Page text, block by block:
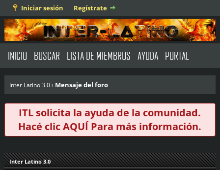
Iniciar sesión Regístrate
INICIO BUSCAR LISTA DE MIEMBROS AYUDA PORTAL
Inter Latino 3.0› Mensaje del foro
ITL solicita la ayuda de la comunidad.
Hacé clicAQUÍ Para más información.
Inter Latino 3.0